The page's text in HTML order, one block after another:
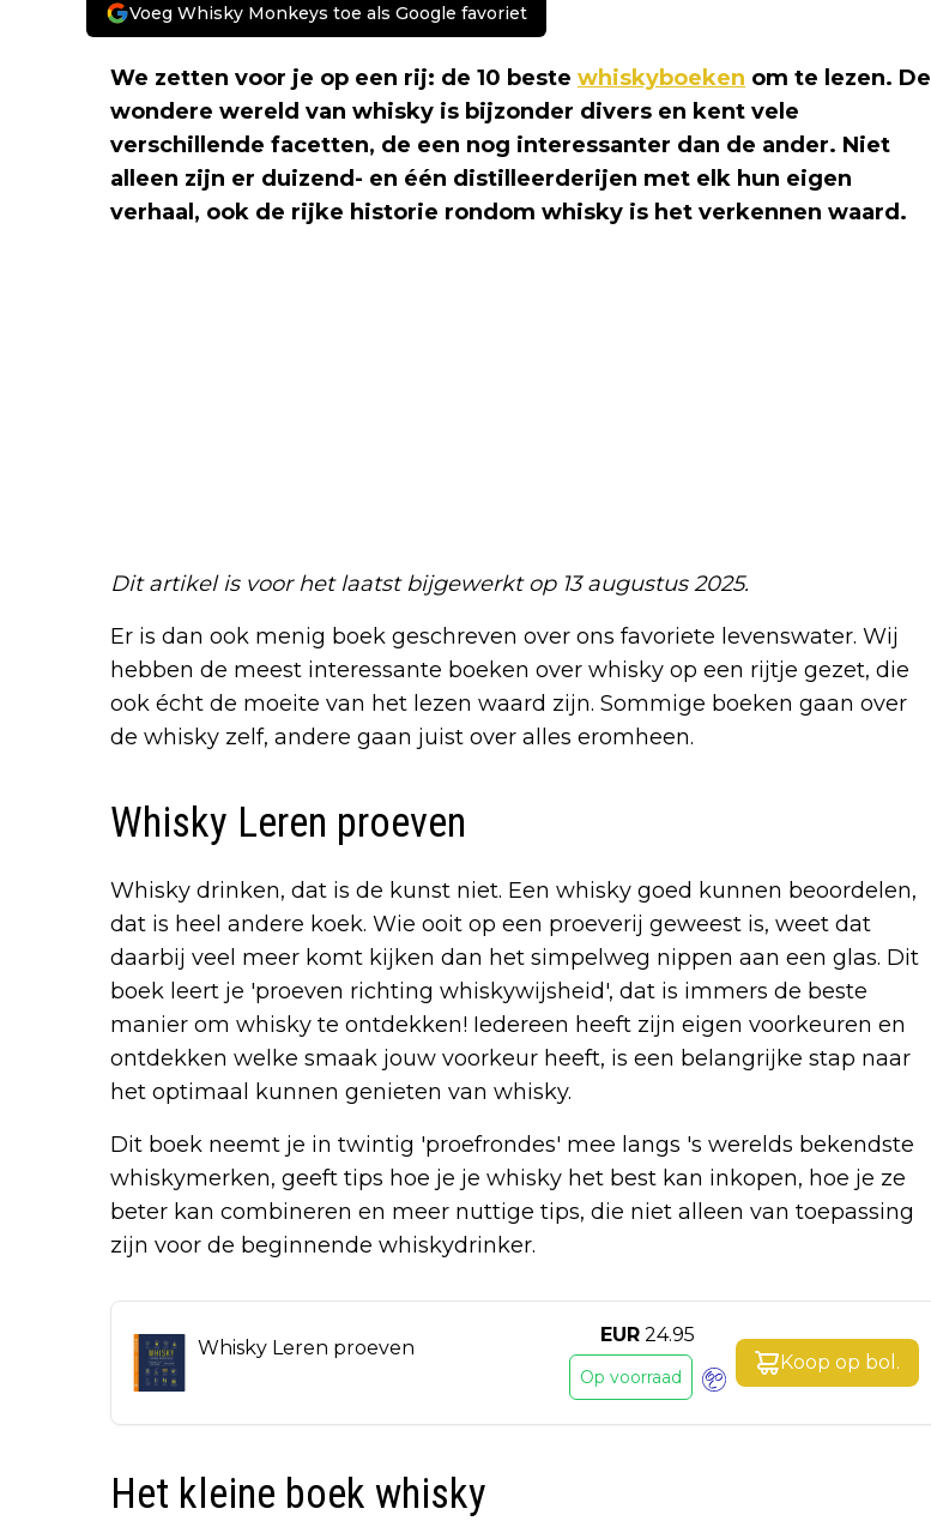
Voeg Whisky Monkeys toe als Google favoriet
We zetten voor je op een rij: de 10 beste whiskyboeken om te lezen. De
wondere wereld van whisky is bijzonder divers en kent vele
verschillende facetten, de een nog interessanter dan de ander. Niet
alleen zijn er duizend- en één distilleerderijen met elk hun eigen
verhaal, ook de rijke historie rondom whisky is het verkennen waard.
Dit artikel is voor het laatst bijgewerkt op 13 augustus 2025.
Er is dan ook menig boek geschreven over ons favoriete levenswater. Wij
hebben de meest interessante boeken over whisky op een rijtje gezet, die
ook écht de moeite van het lezen waard zijn. Sommige boeken gaan over
de whisky zelf, andere gaan juist over alles eromheen.
Whisky Leren proeven
Whisky drinken, dat is de kunst niet. Een whisky goed kunnen beoordelen,
dat is heel andere koek. Wie ooit op een proeverij geweest is, weet dat
daarbij veel meer komt kijken dan het simpelweg nippen aan een glas. Dit
boek leert je 'proeven richting whiskywijsheid', dat is immers de beste
manier om whisky te ontdekken! Iedereen heeft zijn eigen voorkeuren en
ontdekken welke smaak jouw voorkeur heeft, is een belangrijke stap naar
het optimaal kunnen genieten van whisky.
Dit boek neemt je in twintig 'proefrondes' mee langs 's werelds bekendste
whiskymerken, geeft tips hoe je je whisky het best kan inkopen, hoe je ze
beter kan combineren en meer nuttige tips, die niet alleen van toepassing
zijn voor de beginnende whiskydrinker.
Whisky Leren proeven
EUR 24.95
Op voorraad
Koop op bol .
Het kleine boek whisky